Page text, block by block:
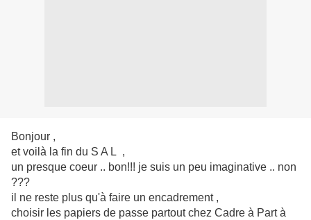
Bonjour ,
et voilà la fin du S A L ,
un presque coeur .. bon!!! je suis un peu imaginative .. non
???
il ne reste plus qu'à faire un encadrement ,
choisir les papiers de passe partout chez Cadre à Part à